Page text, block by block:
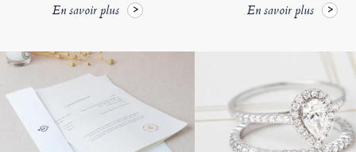
En savoir plus En savoir plus